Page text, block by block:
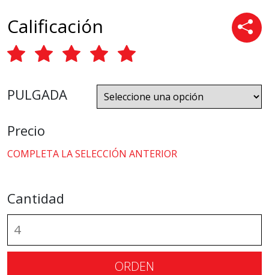
Calificación
PULGADA
Precio
COMPLETA LA SELECCIÓN ANTERIOR
Cantidad
ORDEN